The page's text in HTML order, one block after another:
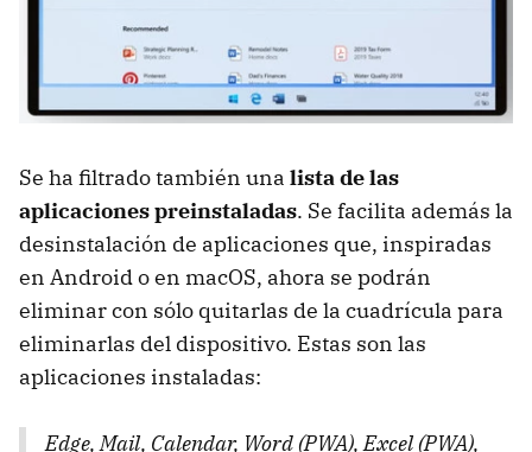
Se ha filtrado también una lista de las
aplicaciones preinstaladas. Se facilita además la
desinstalación de aplicaciones que, inspiradas
en Android o en macOS, ahora se podrán
eliminar con sólo quitarlas de la cuadrícula para
eliminarlas del dispositivo. Estas son las
aplicaciones instaladas:
Edge, Mail, Calendar, Word (PWA), Excel (PWA),